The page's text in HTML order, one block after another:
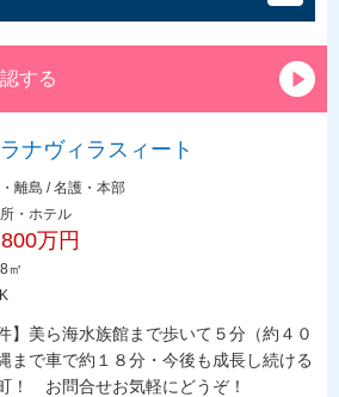
する
ナヴィラスィート
離島 / 名護・本部
・ホテル
万円
㎡
】美ら海水族館まで歩いて５分（約４０
まで車で約１８分・今後も成長し続ける
！ お問合せお気軽にどうぞ！